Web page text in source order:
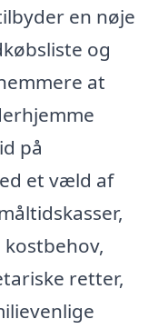
en nøje
og
at
på
et væld af
retter,